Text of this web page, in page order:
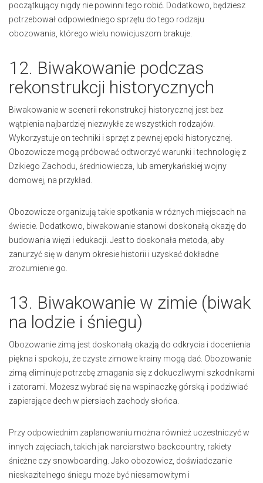
początkujący nigdy nie powinni tego robić. Dodatkowo, będziesz
potrzebował odpowiedniego sprzętu do tego rodzaju
obozowania, którego wielu nowicjuszom brakuje.
12. Biwakowanie podczas
rekonstrukcji historycznych
Biwakowanie w scenerii rekonstrukcji historycznej jest bez
wątpienia najbardziej niezwykłe ze wszystkich rodzajów.
Wykorzystuje on techniki i sprzęt z pewnej epoki historycznej.
Obozowicze mogą próbować odtworzyć warunki i technologię z
Dzikiego Zachodu, średniowiecza, lub amerykańskiej wojny
domowej, na przykład.
Obozowicze organizują takie spotkania w różnych miejscach na
świecie. Dodatkowo, biwakowanie stanowi doskonałą okazję do
budowania więzi i edukacji. Jest to doskonała metoda, aby
zanurzyć się w danym okresie historii i uzyskać dokładne
zrozumienie go.
13. Biwakowanie w zimie (biwak
na lodzie i śniegu)
Obozowanie zimą jest doskonałą okazją do odkrycia i docenienia
piękna i spokoju, że czyste zimowe krainy mogą dać. Obozowanie
zimą eliminuje potrzebę zmagania się z dokuczliwymi szkodnikami
i zatorami. Możesz wybrać się na wspinaczkę górską i podziwiać
zapierające dech w piersiach zachody słońca.
Przy odpowiednim zaplanowaniu można również uczestniczyć w
innych zajęciach, takich jak narciarstwo backcountry, rakiety
śnieżne czy snowboarding. Jako obozowicz, doświadczanie
nieskazitelnego śniegu może być niesamowitym i